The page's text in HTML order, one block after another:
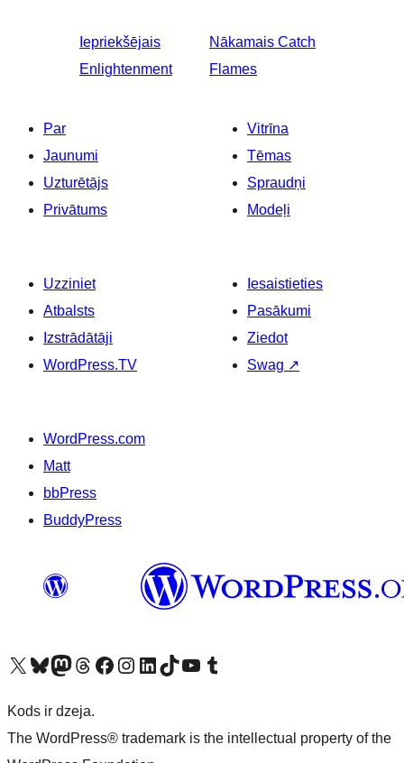
Iepriekšējais
Enlightenment
Nākamais Catch
Flames
Par
Jaunumi
Uzturētājs
Privātums
Vitrīna
Tēmas
Spraudņi
Modeļi
Uzziniet
Atbalsts
Izstrādātāji
WordPress.TV
Iesaistieties
Pasākumi
Ziedot
Swag ↗
WordPress.com
Matt
bbPress
BuddyPress
Apmeklējiet mūsu X (agrāk Twitter) kontu
Apmeklējiet mūsu Bluesky kontu
Apmeklējiet mūsu Mastodon kontu
Apmeklējiet mūsu Threads kontu
Apmeklējiet mūsu Facebook lapuApmeklējiet mūsu Instagram kontu
Apmeklējiet mūsu LinkedIn kontu
Apmeklējiet mūsu TikTok kontu
Apmeklējiet mūsu YouTube kanālu
Apmeklējiet mūsu Tumblr kontu
Kods ir dzeja.
The WordPress® trademark is the intellectual property of the